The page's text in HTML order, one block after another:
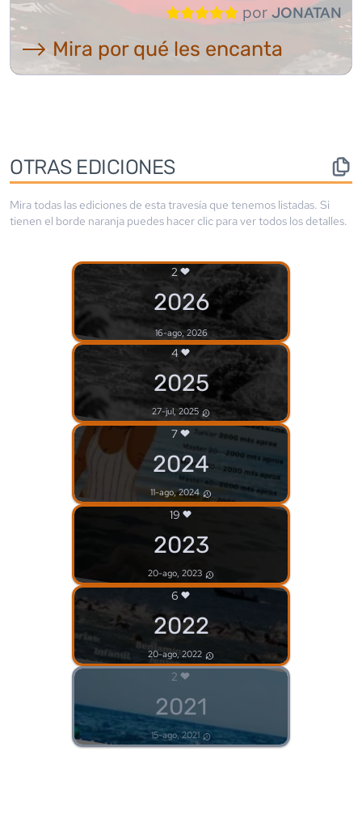
por JONATAN
⟶ Mira por qué les encanta
OTRAS EDICIONES
Mira todas las ediciones de esta travesía que tenemos listadas. Si
tienen el borde naranja puedes hacer clic para ver todos los detalles.
2
2026
16-ago, 2026
4
2025
27-jul, 2025
7
2024
11-ago, 2024
19
2023
20-ago, 2023
6
2022
20-ago, 2022
2
2021
15-ago, 2021